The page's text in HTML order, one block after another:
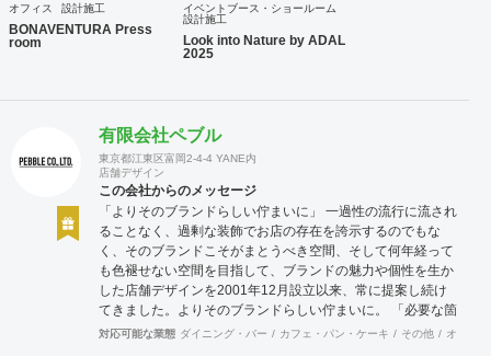
オフィス 設計施工
BONAVENTURA Press
room
イベントブース・ショールーム
設計施工
Look into Nature by ADAL
2025
有限会社ペブル
東京都江東区富岡2-4-4 YANE内
店舗デザイン
この会社からのメッセージ
「よりそのブランドらしい佇まいに」 一過性の流行に流され
ることなく、過剰な装飾でお店の存在を誇示するのでもな
く、そのブランドこそがまとうべき空間、そして何年経って
も色褪せない空間を目指して、ブランドの魅力や個性を生か
した店舗デザインを2001年12月設立以来、常に提案し続け
てきました。よりそのブランドらしい佇まいに。 「必要な箇
所に、必要なデザインを」 2012年からはさらにその思いを
対応可能な業態 ダイニング・バー カフェ・パン・ケーキ その他 オフィス